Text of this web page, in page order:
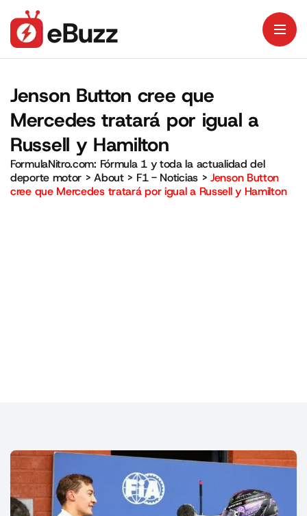
Jenson Button cree que
Mercedes tratará por igual a
Russell y Hamilton
FormulaNitro.com: Fórmula 1 y toda la actualidad del
deporte motor >About> F1 - Noticias>Jenson Button
cree que Mercedes tratará por igual a Russell y Hamilton